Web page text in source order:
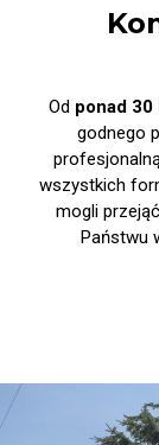
Od ponad 30
godnego
wszystkich
mogli
Państwu